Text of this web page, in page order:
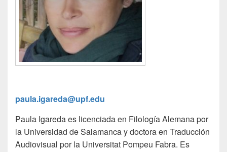
paula.igareda@upf.edu
Paula Igareda es licenciada en Filología Alemana por
la Universidad de Salamanca y doctora en Traducción
Audiovisual por la Universitat Pompeu Fabra. Es